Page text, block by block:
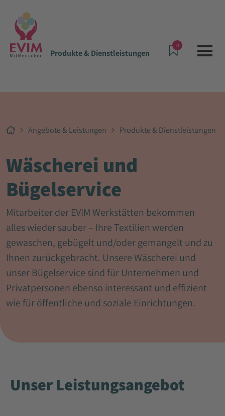
Produkte & Dienstleistungen
0
Angebote & Leistungen Produkte & Dienstleistungen
Wäscherei und
Bügelservice
Mitarbeiter der EVIM Werkstätten bekommen
alles wieder sauber – Ihre Textilien werden
gewaschen, gebügelt und/oder gemangelt und zu
Ihnen zurückgebracht. Unsere Wäscherei und
unser Bügelservice sind für Unternehmen und
Privatpersonen ebenso interessant und effizient
wie für öffentliche und soziale Einrichtungen.
Unser Leistungsangebot